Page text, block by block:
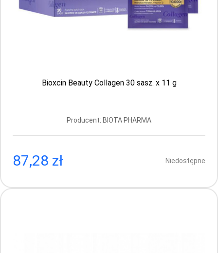
Bioxcin Keratin Complex – 60 tabletek
Bioxcin Beauty Collagen 30 sasz. x 11 g
Producent: BIOTA PHARMA
87,28 zł Niedostępne